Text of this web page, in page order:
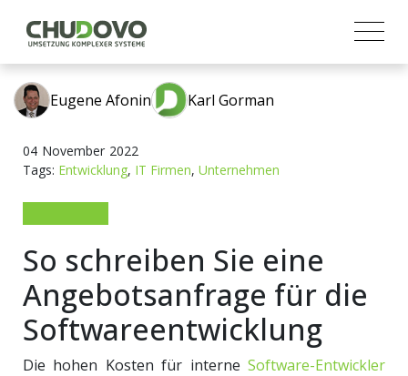
Eugene Afonin Karl Gorman
04 November 2022
Tags: Entwicklung, IT Firmen, Unternehmen
So schreiben Sie eine
Angebotsanfrage für die
Softwareentwicklung
Die hohen Kosten für interne Software-Entwickler